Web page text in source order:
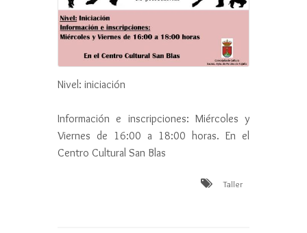
Información e inscripciones: Miércoles y
Viernes de 16:00 a 18:00 horas. En el
Centro Cultural San Blas
Taller